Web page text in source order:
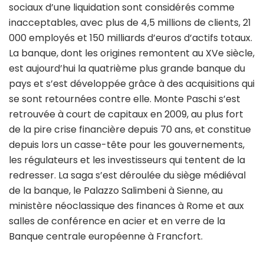
sociaux d’une liquidation sont considérés comme
inacceptables, avec plus de 4,5 millions de clients, 21
000 employés et 150 milliards d’euros d’actifs totaux.
La banque, dont les origines remontent au XVe siècle,
est aujourd’hui la quatrième plus grande banque du
pays et s’est développée grâce à des acquisitions qui
se sont retournées contre elle. Monte Paschi s’est
retrouvée à court de capitaux en 2009, au plus fort
de la pire crise financière depuis 70 ans, et constitue
depuis lors un casse-tête pour les gouvernements,
les régulateurs et les investisseurs qui tentent de la
redresser. La saga s’est déroulée du siège médiéval
de la banque, le Palazzo Salimbeni à Sienne, au
ministère néoclassique des finances à Rome et aux
salles de conférence en acier et en verre de la
Banque centrale européenne à Francfort.